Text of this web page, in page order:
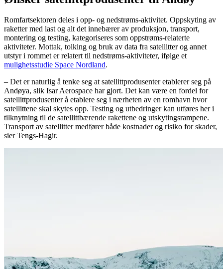
Romfartsektoren deles i opp- og nedstrøms-aktivitet. Oppskyting av
raketter med last og alt det innebærer av produksjon, transport,
montering og testing, kategoriseres som oppstrøms-relaterte
aktiviteter. Mottak, tolking og bruk av data fra satellitter og annet
utstyr i rommet er relatert til nedstrøms-aktiviteter, ifølge et
mulighetsstudie Space Nordland.
– Det er naturlig å tenke seg at satellittprodusenter etablerer seg på
Andøya, slik Isar Aerospace har gjort. Det kan være en fordel for
satellittprodusenter å etablere seg i nærheten av en romhavn hvor
satellittene skal skytes opp. Testing og utbedringer kan utføres her i
tilknytning til de satellittbærende rakettene og utskytingsrampene.
Transport av satellitter medfører både kostnader og risiko for skader,
sier Tengs-Hagir.